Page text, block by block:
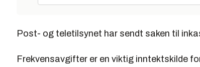
Post- og teletilsynet har sendt saken til
Frekvensavgifter er en viktig inntektskilde